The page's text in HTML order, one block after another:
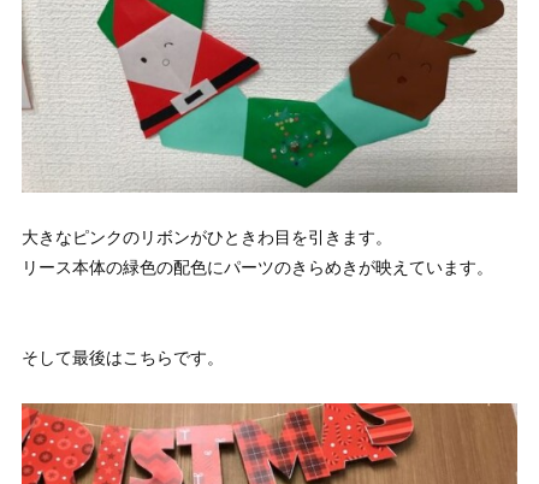
大きなピンクのリボンがひときわ目を引きます。
リース本体の緑色の配色にパーツのきらめきが映えています。
そして最後はこちらです。